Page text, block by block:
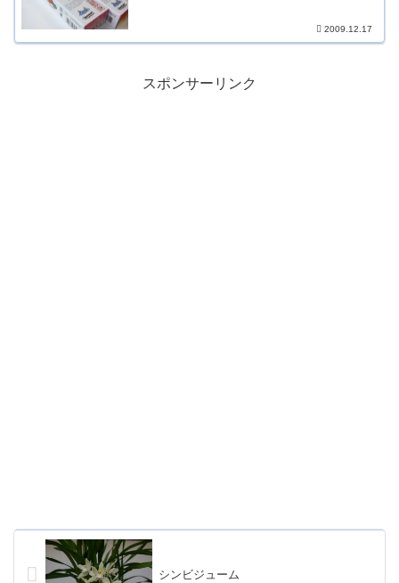
2009.12.17
スポンサーリンク
シンビジューム